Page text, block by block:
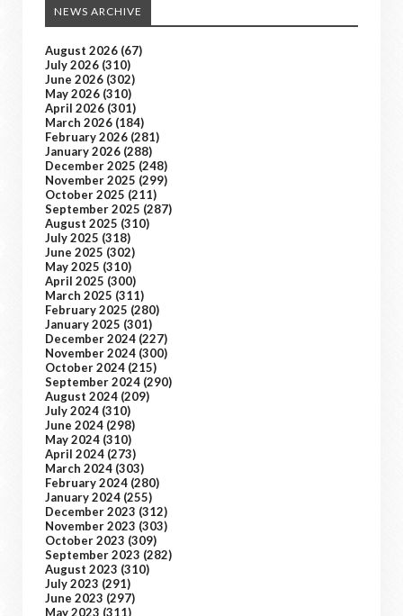
NEWS ARCHIVE
August 2026 (67)
July 2026 (310)
June 2026 (302)
May 2026 (310)
April 2026 (301)
March 2026 (184)
February 2026 (281)
January 2026 (288)
December 2025 (248)
November 2025 (299)
October 2025 (211)
September 2025 (287)
August 2025 (310)
July 2025 (318)
June 2025 (302)
May 2025 (310)
April 2025 (300)
March 2025 (311)
February 2025 (280)
January 2025 (301)
December 2024 (227)
November 2024 (300)
October 2024 (215)
September 2024 (290)
August 2024 (209)
July 2024 (310)
June 2024 (298)
May 2024 (310)
April 2024 (273)
March 2024 (303)
February 2024 (280)
January 2024 (255)
December 2023 (312)
November 2023 (303)
October 2023 (309)
September 2023 (282)
August 2023 (310)
July 2023 (291)
June 2023 (297)
May 2023 (311)